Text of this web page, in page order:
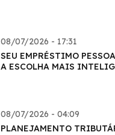
08/07/2026 - 17:31
SEU EMPRÉSTIMO
A ESCOLHA MAIS
08/07/2026 - 04:09
PLANEJAMENTO